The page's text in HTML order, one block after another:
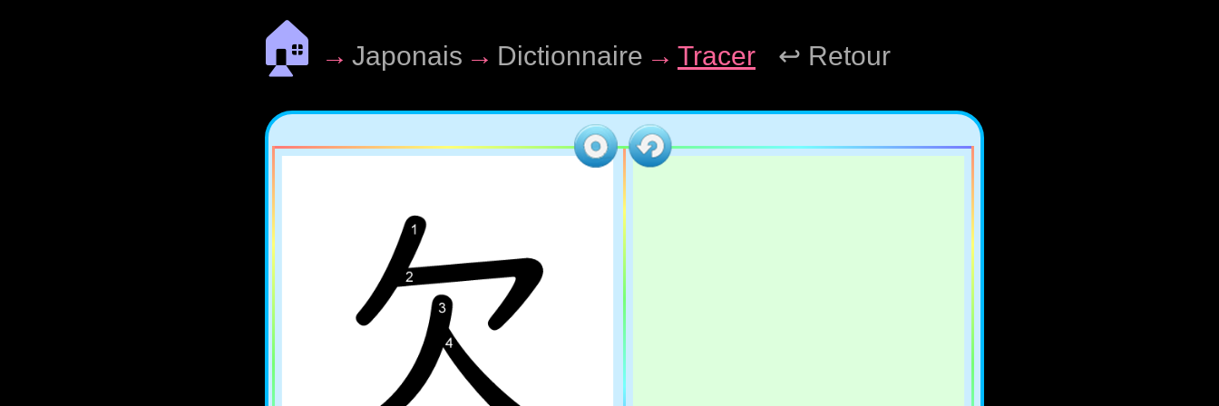
🏠 → Japonais → Dictionnaire → Tracer ↩ Retour